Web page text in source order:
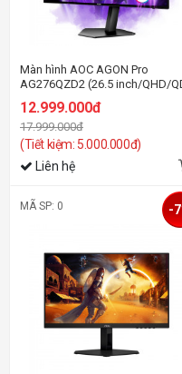
Màn hình AOC AGON Pro
AG276QZD2 (26.5 inch/QHD/
OLED/240Hz/0.03ms)
12.999.000đ
17.999.000đ
(Tiết kiệm: 5.000.000đ)
Liên hệ
MÃ SP: 0 -